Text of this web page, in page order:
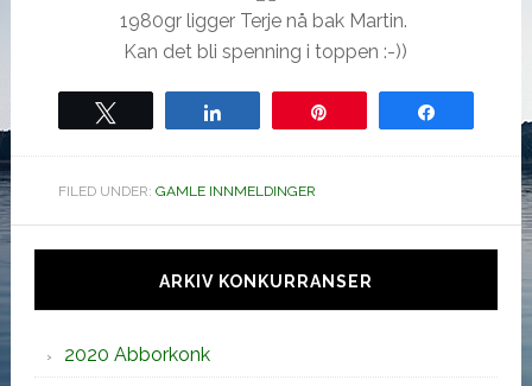
1980gr ligger Terje nå bak Martin.
Kan det bli spenning i toppen :-))
FILED UNDER: GAMLE INNMELDINGER
Hoved
sidebar
ARKIV KONKURRANSER
2020 Abborkonk